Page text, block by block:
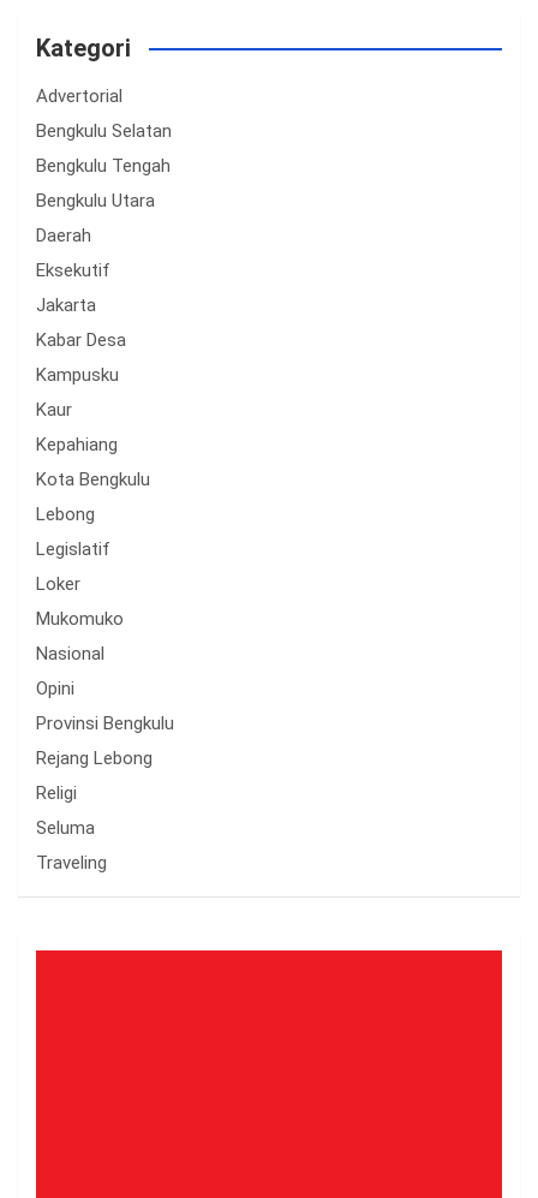
Kategori
Advertorial
Bengkulu Selatan
Bengkulu Tengah
Bengkulu Utara
Daerah
Eksekutif
Jakarta
Kabar Desa
Kampusku
Kaur
Kepahiang
Kota Bengkulu
Lebong
Legislatif
Loker
Mukomuko
Nasional
Opini
Provinsi Bengkulu
Rejang Lebong
Religi
Seluma
Traveling